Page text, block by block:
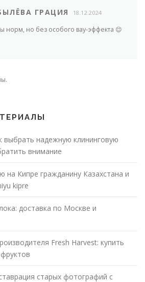
ГРАЦИЯ 18.12.2024
норм, но без особого вау-эффекта 😌
выбрать надежную клининговую
внимание
на Кипре гражданину Казахстана и
kipre
доставка по Москве и
Fresh Harvest: купить
старых фотографий с